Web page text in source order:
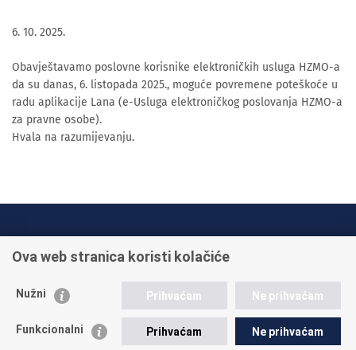
6. 10. 2025.
Obavještavamo poslovne korisnike elektroničkih usluga HZMO-a
da su danas, 6. listopada 2025., moguće povremene poteškoće u
radu aplikacije Lana (e-Usluga elektroničkog poslovanja HZMO-a
za pravne osobe).
Hvala na razumijevanju.
+385 1 45 95 011
Postavite pitanje
Ova web stranica koristi kolačiće
Nužni Prihvaćam Ne prihvaćam
Funkcionalni Prihvaćam Ne prihvaćam